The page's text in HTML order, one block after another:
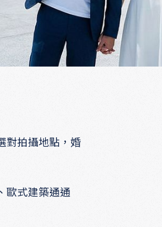
對拍攝地點，婚
歐式建築通通